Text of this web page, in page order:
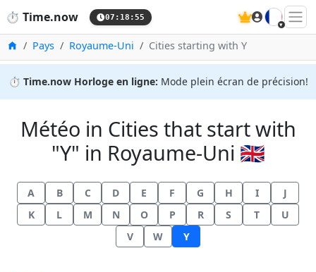
⏱️ Time.now 07:18:55 🇫🇷
Accueil
Pays Royaume-Uni Cities starting with Y
⏱️ Time.now Horloge en ligne: Mode plein écran de précision!
Météo in Cities that start with
"Y" in Royaume-Uni 🇬🇧
A B C D E F G H I
J
K
L M N O P R S T
U
V
W Y